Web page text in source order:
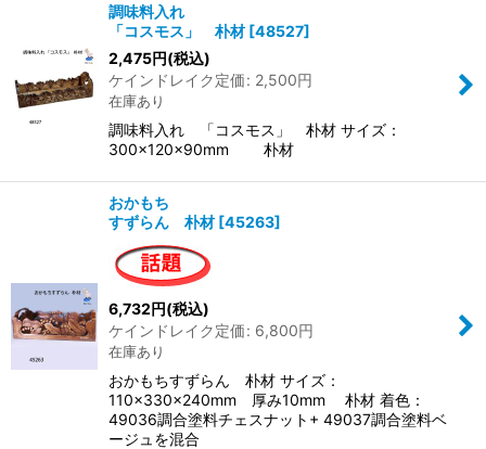
調味料入れ
「コスモス」 朴材 [48527]
2,475円(税込)
ケインドレイク定価: 2,500円
在庫あり
調味料入れ 「コスモス」 朴材 サイズ：
300×120×90mm 朴材
おかもち
すずらん 朴材 [45263]
6,732円(税込)
ケインドレイク定価: 6,800円
在庫あり
おかもちすずらん 朴材 サイズ：
110×330×240mm 厚み10mm 朴材 着色：
49036調合塗料チェスナット+ 49037調合塗料ベ
ージュを混合